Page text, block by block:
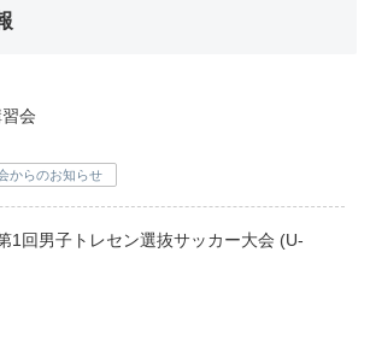
会
からのお知らせ
1回男子トレセン選抜サッカー大会 (U-